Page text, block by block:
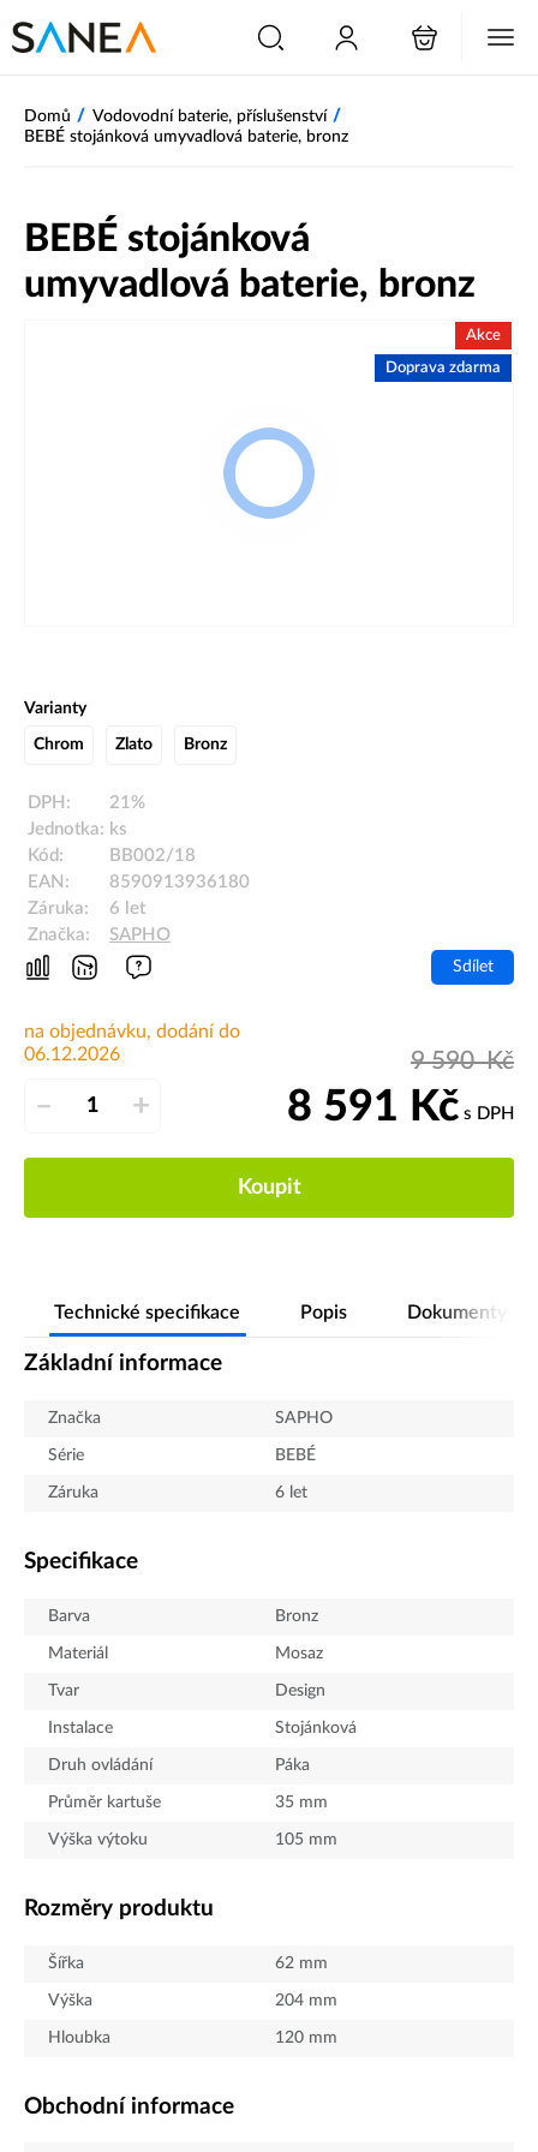
Domů / Vodovodní baterie, příslušenství /
BEBÉ stojánková umyvadlová baterie, bronz
BEBÉ stojánková
umyvadlová baterie, bronz
Akce
Doprava zdarma
Varianty
Chrom Zlato Bronz
DPH:
21%
Jednotka: ks
Kód:
BB002/18
EAN:
8590913936180
Záruka:
6 let
Značka:
SAPHO
Sdílet
na objednávku, dodání do
06.12.2026
– +
9 590Kč
8 591 Kč s DPH
Koupit
Technické specifikace Popis Dokumenty
Základní informace
Značka SAPHO
Série BEBÉ
Záruka 6 let
Specifikace
Barva Bronz
Materiál Mosaz
Tvar Design
Instalace Stojánková
Druh ovládání Páka
Průměr kartuše 35 mm
Výška výtoku 105 mm
Rozměry produktu
Šířka 62 mm
Výška 204 mm
Hloubka 120 mm
Obchodní informace